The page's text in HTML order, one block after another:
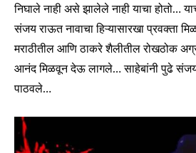
निघाले नाही असे झालेले नाही याचा होतो…
संजय राऊत नावाचा हिऱ्यासारखा प्रवक्ता
मराठीतील आणि ठाकरे शैलीतील रोखठोक
आनंद मिळवून देऊ लागले… साहेबांनी पुढे संजय
पाठवले…